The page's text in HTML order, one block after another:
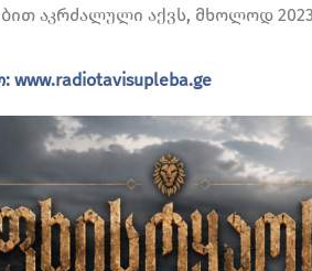
აკრძალული აქვს, მხოლოდ
www.radiotavisupleba.ge